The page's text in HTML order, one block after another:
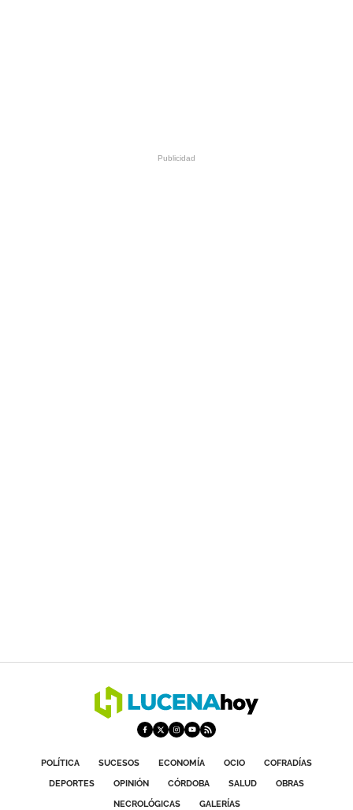
POLÍTICA SUCESOS ECONOMÍA OCIO
COFRADÍAS
DEPORTES
OPINIÓN CÓRDOBA SALUD
OBRAS
NECROLÓGICAS
GALERÍAS